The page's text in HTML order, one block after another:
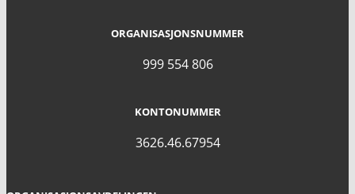
ORGANISASJONSNUMMER
999 554 806
KONTONUMMER
3626.46.67954